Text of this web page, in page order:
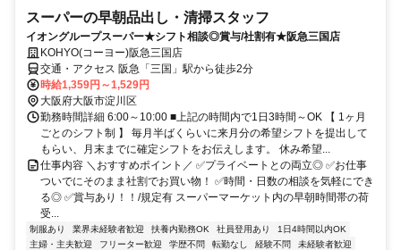
スーパーの早朝品出し・清掃スタッフ
イオングループスーパー★シフト相談◎賞与/社割有★阪急三国店
KOHYO(コーヨー)阪急三国店
交通・アクセス 阪急「三国」駅から徒歩2分
時給1,359円～1,529円
大阪府大阪市淀川区
勤務時間詳細 6:00～10:00 ■上記の時間内で1日3時間～OK 【 1ヶ月
ごとのシフト制 】 毎月半ばくらいに来月分の希望シフトを提出して
もらい、月末までに確定シフトをお伝えします。 休み希望...
仕事内容 ＼おすすめポイント／ ✅プライベートとの両立◎ ✅お仕事
ついでにそのまま社割でお買い物！ ✅時間・日数の相談を気軽にでき
る◎ ✅賞与あり！！/規定有 スーパーマーケット内の早朝時間帯の荷
受...
制服あり 業界未経験者歓迎 扶養内勤務OK 社員登用あり
1日4時間以内OK
主婦・主夫歓迎
フリーター歓迎 学歴不問 転勤なし 経験不問
未経験者歓迎